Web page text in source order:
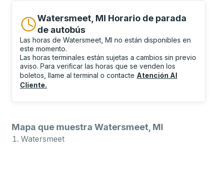
Watersmeet, MI Horario de parada
de autobús
Las horas de Watersmeet, MI no están disponibles en
este momento.
Las horas terminales están sujetas a cambios sin previo
aviso. Para verificar las horas que se venden los
boletos, llame al terminal o contacte Atención Al
Cliente.
Mapa que muestra Watersmeet, MI
Watersmeet